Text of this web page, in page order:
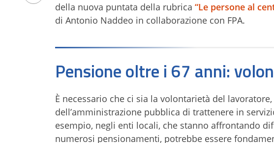
della nuova puntata della rubrica “Le persone al
di Antonio Naddeo in collaborazione con FPA.
Pensione oltre i 67 anni:
È necessario che ci sia la volontarietà del
dell’amministrazione pubblica di trattenere in
esempio, negli enti locali, che stanno affrontando
numerosi pensionamenti, potrebbe essere